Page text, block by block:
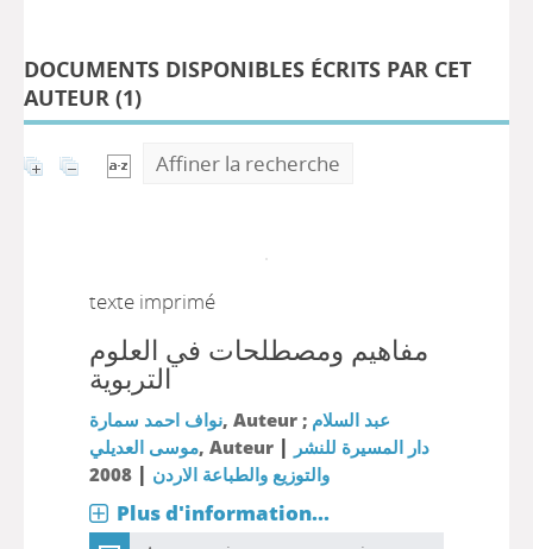
DOCUMENTS DISPONIBLES ÉCRITS PAR CET
AUTEUR (1)
Affiner la recherche
texte imprimé
مفاهيم ومصطلحات في العلوم
التربوية
نواف احمد سمارة, Auteur ; عبد السلام
موسى العديلي, Auteur | دار المسيرة للنشر
والتوزيع والطباعة الاردن |
2008
Plus d'information...